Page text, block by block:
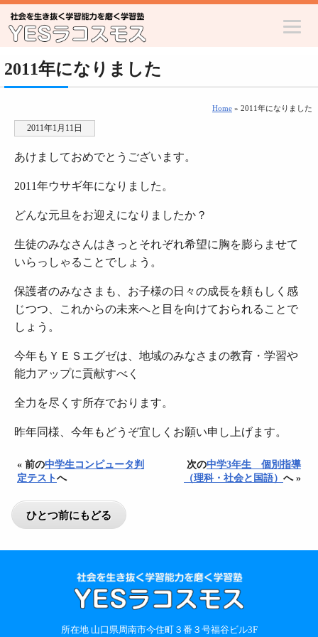
2011年になりました
Home » 2011年になりました
2011年1月11日
あけましておめでとうございます。
2011年ウサギ年になりました。
どんな元旦をお迎えになりましたか？
生徒のみなさんはきっとそれぞれ希望に胸を膨らませて
いらっしゃることでしょう。
保護者のみなさまも、お子様の日々の成長を頼もしく感
じつつ、これからの未来へと目を向けておられることで
しょう。
今年もＹＥＳエグゼは、地域のみなさまの教育・学習や
能力アップに貢献すべく
全力を尽くす所存でおります。
昨年同様、今年もどうぞ宜しくお願い申し上げます。
« 前の中学生コンピュータ判
定テストへ
次の中学3年生 個別指導
（理科・社会と国語） へ »
所在地 山口県周南市今住町３番３号福谷ビル3F